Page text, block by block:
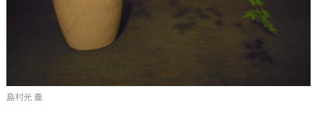
島村光 壷